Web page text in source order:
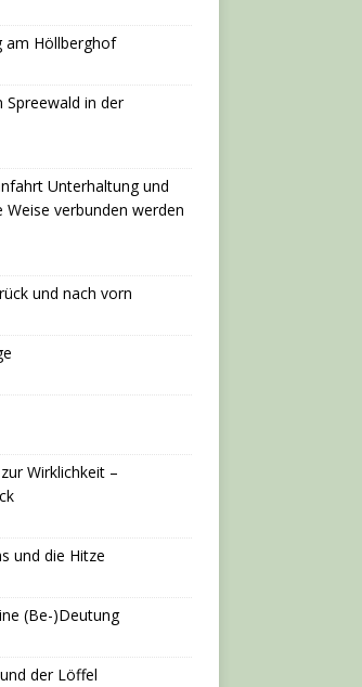
am Höllberghof
Spreewald in der
Unterhaltung und
verbunden werden
und nach vorn
Wirklichkeit –
und die Hitze
(Be-)Deutung
der Löffel